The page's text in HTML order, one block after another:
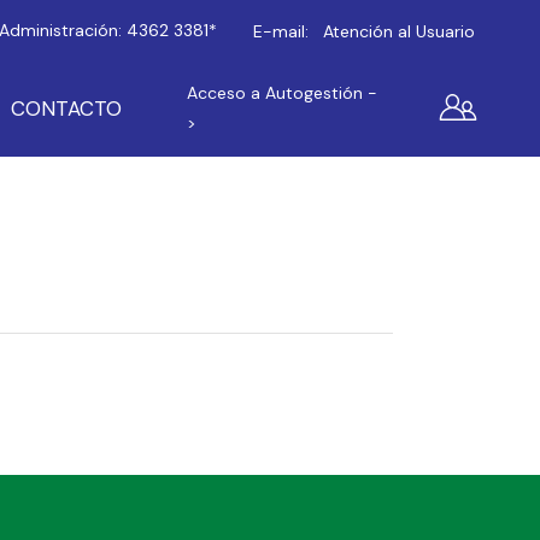
Administración: 4362 3381* E-mail: Atención al Usuario
CONTACTO
Acceso a Autogestión -
>